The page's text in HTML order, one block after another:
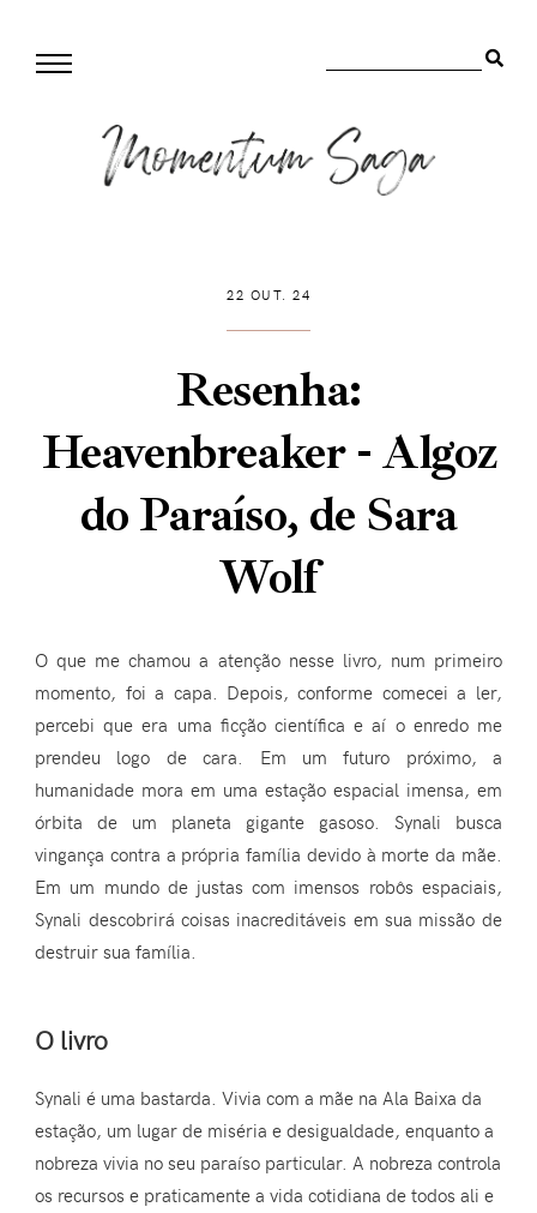
22 OUT. 24
Resenha:
Heavenbreaker - Algoz
do Paraíso, de Sara
Wolf
O que me chamou a atenção nesse livro, num primeiro
momento, foi a capa. Depois, conforme comecei a ler,
percebi que era uma ficção científica e aí o enredo me
prendeu logo de cara. Em um futuro próximo, a
humanidade mora em uma estação espacial imensa, em
órbita de um planeta gigante gasoso. Synali busca
vingança contra a própria família devido à morte da mãe.
Em um mundo de justas com imensos robôs espaciais,
Synali descobrirá coisas inacreditáveis em sua missão de
destruir sua família.
O livro
Synali é uma bastarda. Vivia com a mãe na Ala Baixa da
estação, um lugar de miséria e desigualdade, enquanto a
nobreza vivia no seu paraíso particular. A nobreza controla
os recursos e praticamente a vida cotidiana de todos ali e